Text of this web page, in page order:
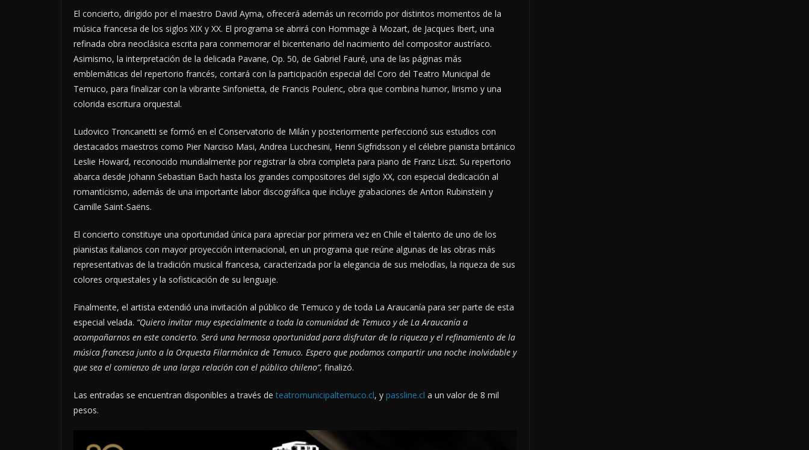
El concierto, dirigido por el maestro David Ayma, ofrecerá además un recorrido por distintos momentos de la
música francesa de los siglos XIX y XX. El programa se abrirá con Hommage à Mozart, de Jacques Ibert, una
refinada obra neoclásica escrita para conmemorar el bicentenario del nacimiento del compositor austríaco.
Asimismo, la interpretación de la delicada Pavane, Op. 50, de Gabriel Fauré, una de las páginas más
emblemáticas del repertorio francés, contará con la participación especial del Coro del Teatro Municipal de
Temuco, para finalizar con la vibrante Sinfonietta, de Francis Poulenc, obra que combina humor, lirismo y una
colorida escritura orquestal.
Ludovico Troncanetti se formó en el Conservatorio de Milán y posteriormente perfeccionó sus estudios con
destacados maestros como Pier Narciso Masi, Andrea Lucchesini, Henri Sigfridsson y el célebre pianista británico
Leslie Howard, reconocido mundialmente por registrar la obra completa para piano de Franz Liszt. Su repertorio
abarca desde Johann Sebastian Bach hasta los grandes compositores del siglo XX, con especial dedicación al
romanticismo, además de una importante labor discográfica que incluye grabaciones de Anton Rubinstein y
Camille Saint-Saëns.
El concierto constituye una oportunidad única para apreciar por primera vez en Chile el talento de uno de los
pianistas italianos con mayor proyección internacional, en un programa que reúne algunas de las obras más
representativas de la tradición musical francesa, caracterizada por la elegancia de sus melodías, la riqueza de sus
colores orquestales y la sofisticación de su lenguaje.
Finalmente, el artista extendió una invitación al público de Temuco y de toda La Araucanía para ser parte de esta
especial velada. “Quiero invitar muy especialmente a toda la comunidad de Temuco y de La Araucanía a
acompañarnos en este concierto. Será una hermosa oportunidad para disfrutar de la riqueza y el refinamiento de la
música francesa junto a la Orquesta Filarmónica de Temuco. Espero que podamos compartir una noche inolvidable y
que sea el comienzo de una larga relación con el público chileno”, finalizó.
Las entradas se encuentran disponibles a través deteatromunicipaltemuco.cl, y passline.cl a un valor de 8 mil
pesos.